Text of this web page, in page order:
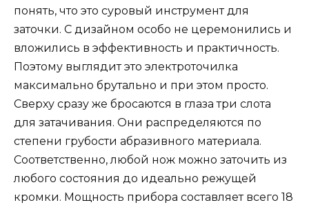
понять, что это суровый инструмент для
заточки. С дизайном особо не церемонились и
вложились в эффективность и практичность.
Поэтому выглядит это электроточилка
максимально брутально и при этом просто.
Сверху сразу же бросаются в глаза три слота
для затачивания. Они распределяются по
степени грубости абразивного материала.
Соответственно, любой нож можно заточить из
любого состояния до идеально режущей
кромки. Мощность прибора составляет всего 18